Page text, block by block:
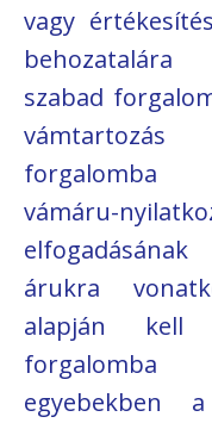
vagy
behozatalára
szabad
forgalomba
vámáru-
árukra
alapján kell
forgalomba
egyebekben